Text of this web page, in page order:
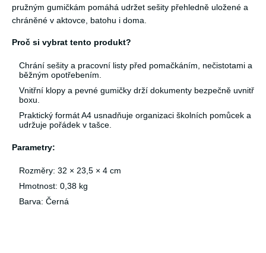
pružným gumičkám pomáhá udržet sešity přehledně uložené a
chráněné v aktovce, batohu i doma.
Proč si vybrat tento produkt?
Chrání sešity a pracovní listy před pomačkáním, nečistotami a
běžným opotřebením.
Vnitřní klopy a pevné gumičky drží dokumenty bezpečně uvnitř
boxu.
Praktický formát A4 usnadňuje organizaci školních pomůcek a
udržuje pořádek v tašce.
Parametry:
Rozměry: 32 × 23,5 × 4 cm
Hmotnost: 0,38 kg
Barva: Černá